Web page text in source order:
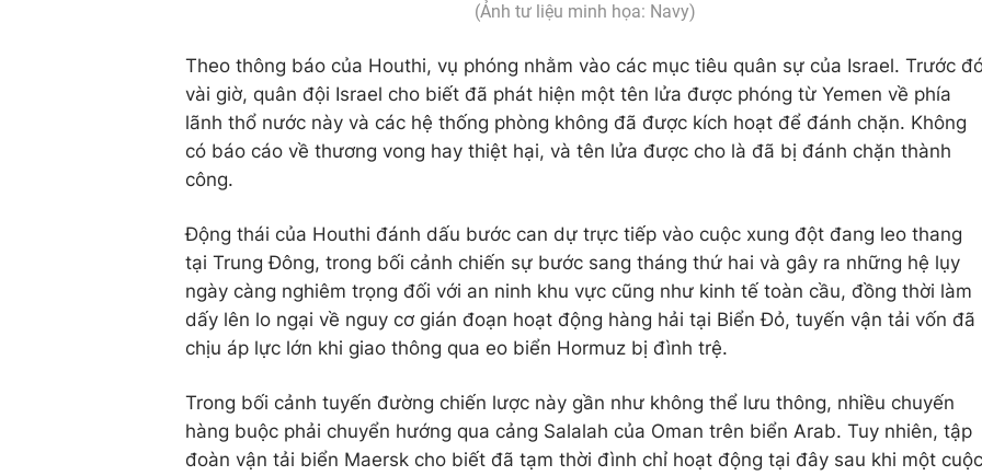
(Ảnh tư liệu minh họa: Navy)
Theo thông báo của Houthi, vụ phóng nhằm vào các mục tiêu quân sự của Israel. Trước
vài giờ, quân đội Israel cho biết đã phát hiện một tên lửa được phóng từ Yemen về phía
lãnh thổ nước này và các hệ thống phòng không đã được kích hoạt để đánh chặn. Không
có báo cáo về thương vong hay thiệt hại, và tên lửa được cho là đã bị đánh chặn thành
công.
Động thái của Houthi đánh dấu bước can dự trực tiếp vào cuộc xung đột đang leo thang
tại Trung Đông, trong bối cảnh chiến sự bước sang tháng thứ hai và gây ra những hệ lụy
ngày càng nghiêm trọng đối với an ninh khu vực cũng như kinh tế toàn cầu, đồng thời làm
dấy lên lo ngại về nguy cơ gián đoạn hoạt động hàng hải tại Biển Đỏ, tuyến vận tải vốn đã
chịu áp lực lớn khi giao thông qua eo biển Hormuz bị đình trệ.
Trong bối cảnh tuyến đường chiến lược này gần như không thể lưu thông, nhiều chuyến
hàng buộc phải chuyển hướng qua cảng Salalah của Oman trên biển Arab. Tuy nhiên, tập
đoàn vận tải biển Maersk cho biết đã tạm thời đình chỉ hoạt động tại đây sau khi một cuộc